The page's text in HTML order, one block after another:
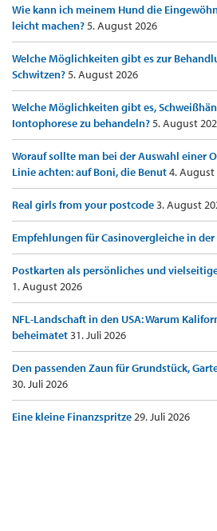
Wie kann ich meinem Hund die
leicht machen?5. August 2026
Welche Möglichkeiten gibt es zur
Schwitzen?5. August 2026
Welche Möglichkeiten gibt es,
Iontophorese zu behandeln?5. August
Worauf sollte man bei der Auswahl einer
Linie achten: auf Boni, die Benut4. August
Real girls from your postcode3. August
Empfehlungen für Casinovergleiche in der
Postkarten als persönliches und
1. August 2026
NFL-Landschaft in den USA: Warum
beheimatet31. Juli 2026
Den passenden Zaun für Grundstück,
30. Juli 2026
Eine kleine Finanzspritze29. Juli 2026